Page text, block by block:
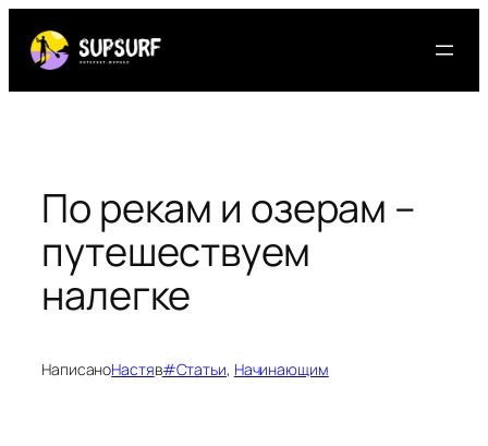
содержимому
По рекам и озерам –
путешествуем
налегке
НаписаноНастяв#Статьи, Начинающим